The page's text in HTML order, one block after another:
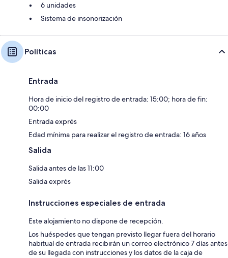
6 unidades
Sistema de insonorización
Políticas
Entrada
Hora de inicio del registro de entrada: 15:00; hora de fin:
00:00
Entrada exprés
Edad mínima para realizar el registro de entrada: 16 años
Salida
Salida antes de las 11:00
Salida exprés
Instrucciones especiales de entrada
Este alojamiento no dispone de recepción.
Los huéspedes que tengan previsto llegar fuera del horario
habitual de entrada recibirán un correo electrónico 7 días antes
de su llegada con instrucciones y los datos de la caja de